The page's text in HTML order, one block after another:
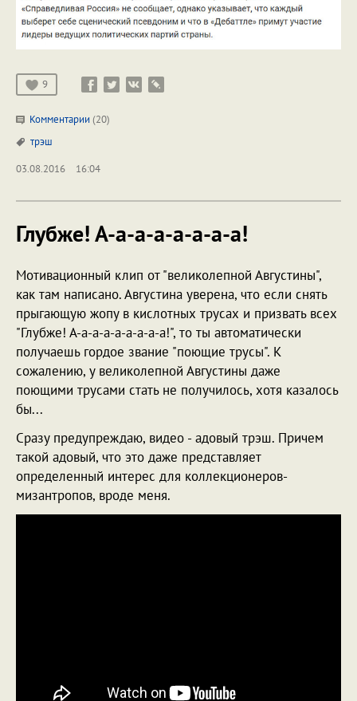
9
Комментарии (20)
трэш
03.08.2016
16:04
Глубже! А-а-а-а-а-а-а-а!
Мотивационный клип от "великолепной Августины",
как там написано. Августина уверена, что если снять
прыгающую жопу в кислотных трусах и призвать всех
"Глубже! А-а-а-а-а-а-а-а-а!", то ты автоматически
получаешь гордое звание "поющие трусы". К
сожалению, у великолепной Августины даже
поющими трусами стать не получилось, хотя казалось
бы...
Сразу предупреждаю, видео - адовый трэш. Причем
такой адовый, что это даже представляет
определенный интерес для коллекционеров-
мизантропов, вроде меня.